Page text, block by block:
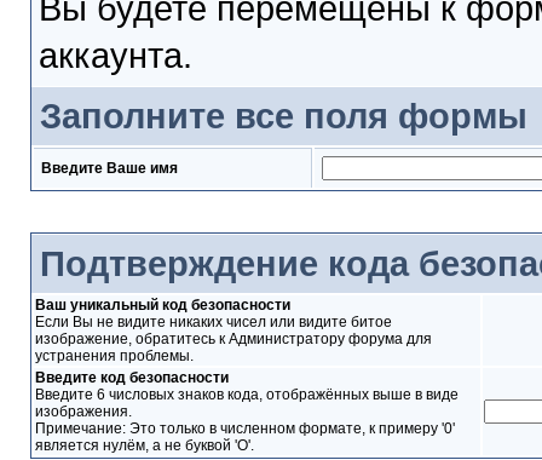
аккаунта.
Заполните все поля формы
Введите Ваше имя
Подтверждение кода
Ваш уникальный код безопасности
Если Вы не видите никаких чисел или видите битое
изображение, обратитесь к Администратору форума для
устранения проблемы.
Введите код безопасности
Введите 6 числовых знаков кода, отображённых выше в виде
изображения.
Примечание: Это только в численном формате, к примеру '0'
является нулём, а не буквой 'O'.